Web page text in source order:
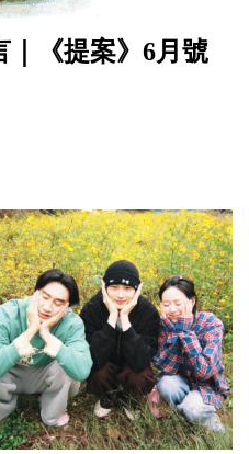
｜《提案》6月號